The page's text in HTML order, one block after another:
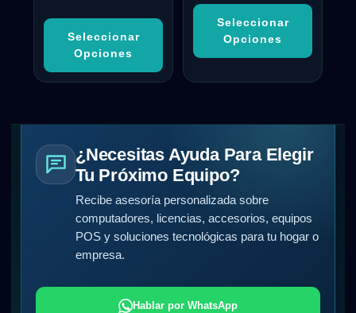
Seleccionar
Opciones
Seleccionar
Opciones
¿Necesitas Ayuda Para Elegir
Tu Próximo Equipo?
Recibe asesoría personalizada sobre
computadores, licencias, accesorios, equipos
POS y soluciones tecnológicas para tu hogar o
empresa.
Hablar por WhatsApp